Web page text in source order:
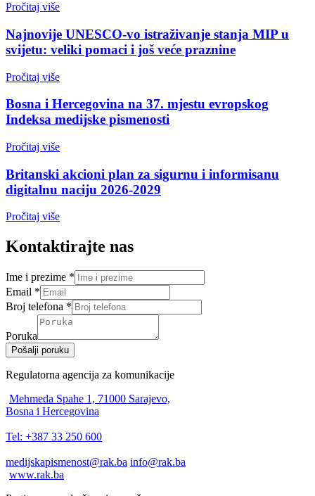
Pročitaj više
Najnovije UNESCO-vo istraživanje stanja MIP u
svijetu: veliki pomaci i još veće praznine
Pročitaj više
Bosna i Hercegovina na 37. mjestu evropskog
Indeksa medijske pismenosti
Pročitaj više
Britanski akcioni plan za sigurnu i informisanu
digitalnu naciju 2026-2029
Pročitaj više
Kontaktirajte nas
Ime i prezime *
Email *
Broj telefona *
Poruka
Pošalji poruku
Regulatorna agencija za komunikacije
Mehmeda Spahe 1, 71000 Sarajevo,
Bosna i Hercegovina
Tel: +387 33 250 600
medijskapismenost@rak.ba info@rak.ba
www.rak.ba